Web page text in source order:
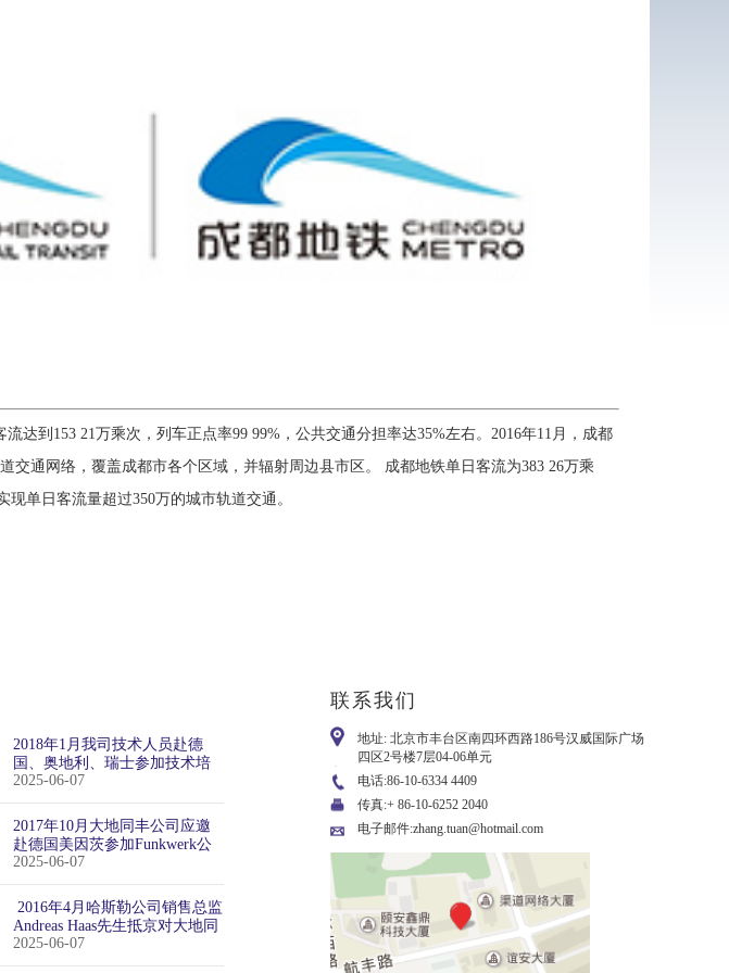
达到153 21万乘次，列车正点率99 99%，公共交通分担率达35%左右。2016年11月，成都
交通网络，覆盖成都市各个区域，并辐射周边县市区。 成都地铁单日客流为383 26万乘
单日客流量超过350万的城市轨道交通。
2018年1月我司技术人员赴德
国、奥地利、瑞士参加技术培
训
2025-06-07
2017年10月大地同丰公司应邀
赴德国美因茨参加Funkwerk公
司举行的国际销售双年会
2025-06-07
​ 2016年4月哈斯勒公司销售总监
Andreas Haas先生抵京对大地同
丰公司进行拜访
2025-06-07
联系我们
地址: 北京市丰台区南四环西路186号汉威国际广场
四区2号楼7层04-06单元
电话:86-10-6334 4409
传真:+ 86-10-6252 2040
电子邮件:zhang.tuan@hotmail.com